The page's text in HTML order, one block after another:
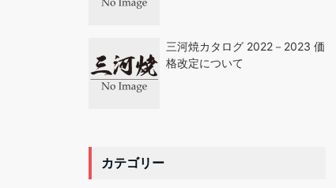
三河焼カタログ 2022－2023 価
格改定について
カテゴリー